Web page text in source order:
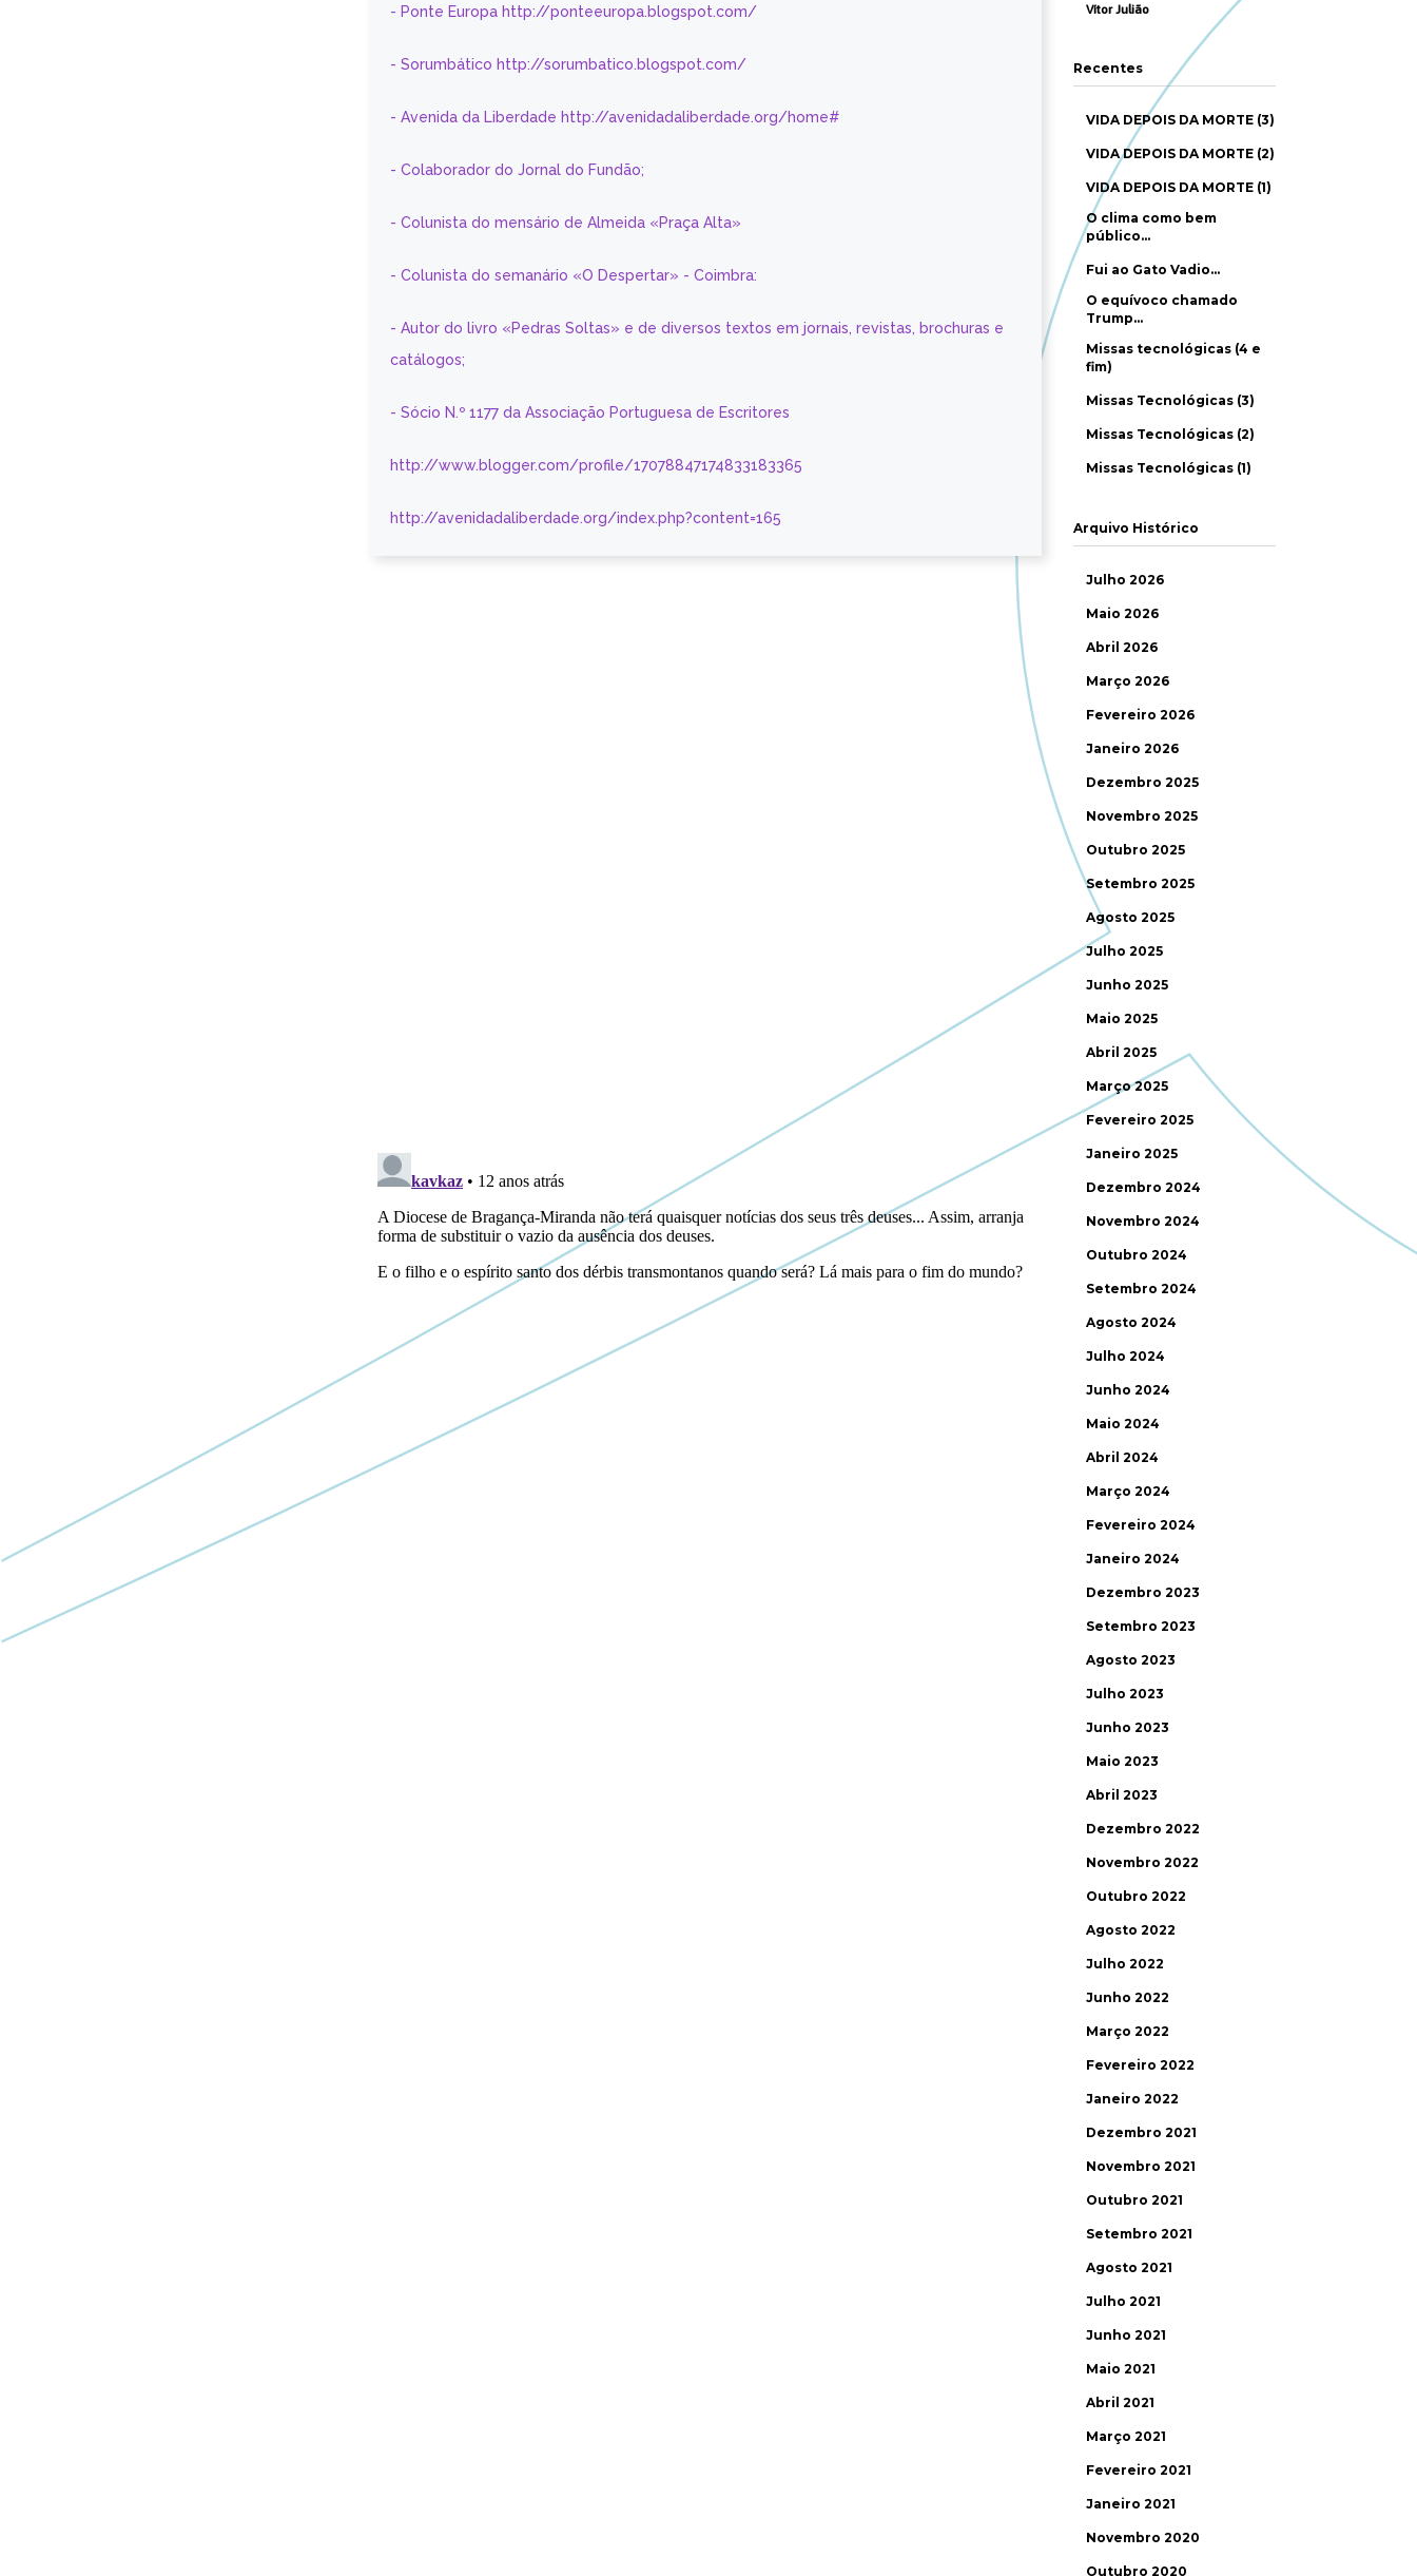
- Ponte Europa http://ponteeuropa.blogspot.com/
- Sorumbático http://sorumbatico.blogspot.com/
- Avenida da Liberdade http://avenidadaliberdade.org/home#
- Colaborador do Jornal do Fundão;
- Colunista do mensário de Almeida «Praça Alta»
- Colunista do semanário «O Despertar» - Coimbra:
- Autor do livro «Pedras Soltas» e de diversos textos em jornais, revistas, brochuras e
catálogos;
- Sócio N.º 1177 da Associação Portuguesa de Escritores
http://www.blogger.com/profile/17078847174833183365
http://avenidadaliberdade.org/index.php?content=165
Vítor Julião
Recentes
VIDA DEPOIS DA MORTE (3)
VIDA DEPOIS DA MORTE (2)
VIDA DEPOIS DA MORTE (1)
O clima como bem
público…
Fui ao Gato Vadio…
O equívoco chamado
Trump…
Missas tecnológicas (4 e
fim)
Missas Tecnológicas (3)
Missas Tecnológicas (2)
Missas Tecnológicas (1)
Arquivo Histórico
Julho 2026
Maio 2026
Abril 2026
Março 2026
Fevereiro 2026
Janeiro 2026
Dezembro 2025
Novembro 2025
Outubro 2025
Setembro 2025
Agosto 2025
Julho 2025
Junho 2025
Maio 2025
Abril 2025
Março 2025
Fevereiro 2025
Janeiro 2025
Dezembro 2024
Novembro 2024
Outubro 2024
Setembro 2024
Agosto 2024
Julho 2024
Junho 2024
Maio 2024
Abril 2024
Março 2024
Fevereiro 2024
Janeiro 2024
Dezembro 2023
Setembro 2023
Agosto 2023
Julho 2023
Junho 2023
Maio 2023
Abril 2023
Dezembro 2022
Novembro 2022
Outubro 2022
Agosto 2022
Julho 2022
Junho 2022
Março 2022
Fevereiro 2022
Janeiro 2022
Dezembro 2021
Novembro 2021
Outubro 2021
Setembro 2021
Agosto 2021
Julho 2021
Junho 2021
Maio 2021
Abril 2021
Março 2021
Fevereiro 2021
Janeiro 2021
Novembro 2020
Outubro 2020